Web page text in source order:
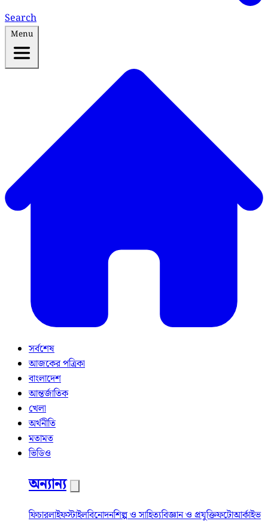
Search
Menu
সর্বশেষ
আজকের পত্রিকা
বাংলাদেশ
আন্তর্জাতিক
খেলা
অর্থনীতি
মতামত
ভিডিও
অন্যান্য
ফিচারলাইফস্টাইলবিনোদনশিল্প ও সাহিত্যবিজ্ঞান ও প্রযুক্তিফটোআর্কাইভ